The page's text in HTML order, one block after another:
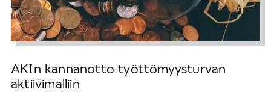
AKIn kannanotto työttömyysturvan
aktiivimalliin